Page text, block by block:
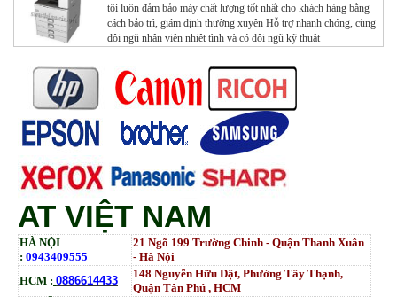
tôi luôn đảm bảo máy chất lượng tốt nhất cho khách hàng bằng
cách bảo trì, giám định thường xuyên Hỗ trợ nhanh chóng, cùng
đội ngũ nhân viên nhiệt tình và có đội ngũ kỹ thuật
AT VIỆT NAM
HÀ NỘI
: 0943409555
21 Ngõ 199 Trường Chinh - Quận Thanh Xuân
- Hà Nội
HCM : 0886614433
148 Nguyễn Hữu Dật, Phường Tây Thạnh,
Quận Tân Phú , HCM